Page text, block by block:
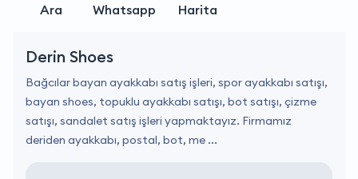
Ara Whatsapp Harita
Derin Shoes
Bağcılar bayan ayakkabı satış işleri, spor ayakkabı satışı,
bayan shoes, topuklu ayakkabı satışı, bot satışı, çizme
satışı, sandalet satış işleri yapmaktayız. Firmamız
deriden ayakkabı, postal, bot, me ...